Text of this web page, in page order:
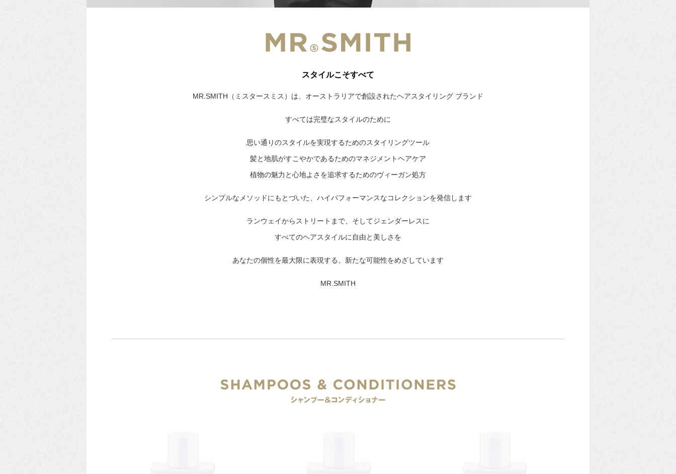
スタイルこそすべて
MR.SMITH（ミスタースミス）は、オーストラリアで創設されたヘアスタイリング ブランド
すべては完璧なスタイルのために
思い通りのスタイルを実現するためのスタイリングツール
髪と地肌がすこやかであるためのマネジメントヘアケア
植物の魅力と心地よさを追求するためのヴィーガン処方
シンプルなメソッドにもとづいた、ハイパフォーマンスなコレクションを発信します
ランウェイからストリートまで、そしてジェンダーレスに
すべてのヘアスタイルに自由と美しさを
あなたの個性を最大限に表現する、新たな可能性をめざしています
MR.SMITH